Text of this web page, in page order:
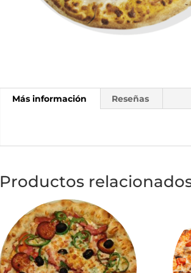
Más información Reseñas
Productos